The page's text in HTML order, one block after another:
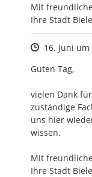
Mit
Ihre Stadt
Zeitpunkt
16. Juni um
Guten Tag,
vielen Dank
zuständige
uns hier
wissen.
Mit
Ihre Stadt